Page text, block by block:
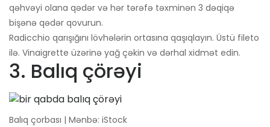
qəhvəyi olana qədər və hər tərəfə təxminən 3 dəqiqə
bişənə qədər qovurun.
Radicchio qarışığını lövhələrin ortasına qaşıqlayın. Üstü fileto
ilə. Vinaigrette üzərinə yağ çəkin və dərhal xidmət edin.
3. Balıq çörəyi
Balıq çorbası | Mənbə: iStock